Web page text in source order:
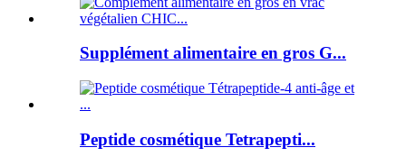
Supplément alimentaire en gros G...
Peptide cosmétique Tetrapepti...